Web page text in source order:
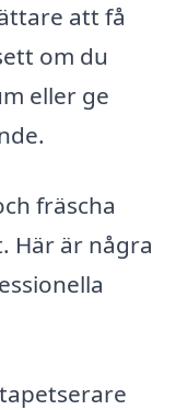
att få
om du
eller ge
fräscha
Här är några